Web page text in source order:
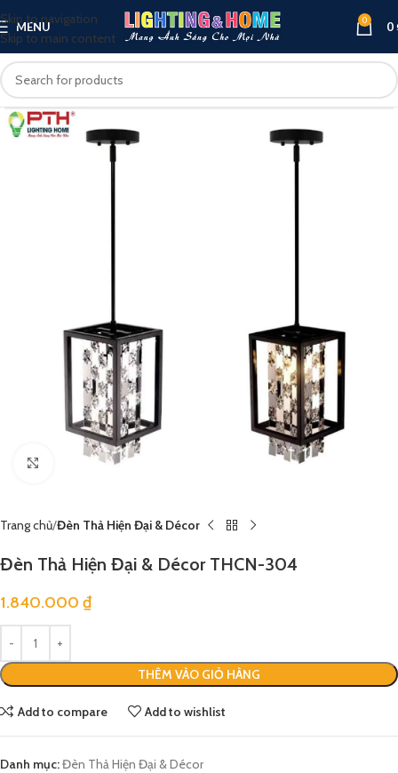
Skip to navigation
Skip to main content
MENU 0 0
Click to enlarge
Trang chủ Đèn Thả Hiện Đại & Décor
Đèn Thả Hiện Đại & Décor THCN-304
1.840.000 ₫
THÊM VÀO GIỎ HÀNG
Add to compare Add to wishlist
Danh mục:Đèn Thả Hiện Đại & Décor